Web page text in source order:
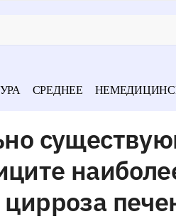
СРЕДНЕЕ